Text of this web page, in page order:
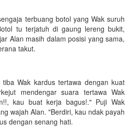
terbuang botol yang Wak suruh
tu terjatuh di gaung lereng bukit,
Alan masih dalam posisi yang sama,
takut.
Wak kardus tertawa dengan kuat
mendengar suara tertawa Wak
kau buat kerja bagus!." Puji Wak
wajah Alan. "Berdiri, kau ndak payah
dengan senang hati.